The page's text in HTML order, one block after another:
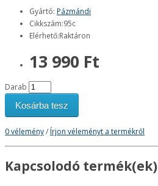
Gyártó: Pázmándi
Cikkszám:95c
Elérhető:Raktáron
13 990 Ft
Darab
Kosárba tesz
0 vélemény/Írjon véleményt a termékről
Kapcsolodó termék(ek)